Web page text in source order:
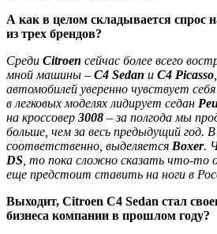
А как в целом складывается спрос
из трех брендов?
Среди Citroen сейчас более всего
мной машины – C4 Sedan и C4 Picasso
автомобилей уверенно чувствует себя
в легковых моделях лидирует седан
на кроссовер 3008 – за полгода мы
больше, чем за весь предыдущий год. В
соответственно, выделяется Boxer.
DS , то пока сложно сказать что-то
еще предстоит ставить на ноги в
Выходит, Citroen C4 Sedan стал
бизнеса компании в прошлом году?